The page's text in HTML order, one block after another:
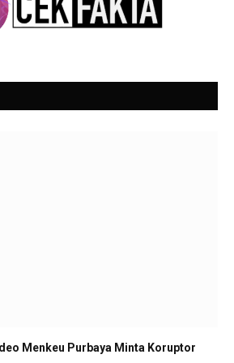
Menkeu Purbaya Minta Koruptor